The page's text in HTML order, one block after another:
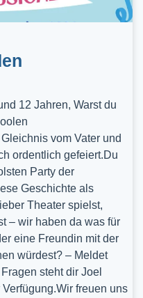
12 Jahren, Warst du
vom Vater und
ordentlich gefeiert.Du
Party der
Geschichte als
Theater spielst,
– wir haben da was für
eine Freundin mit der
würdest? – Meldet
steht dir Joel
freuen uns